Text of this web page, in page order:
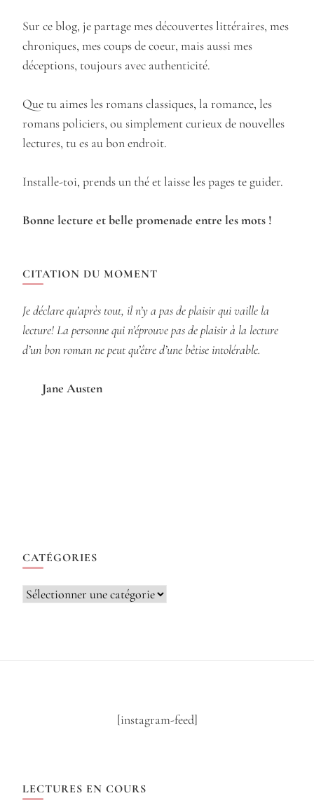
Sur ce blog, je partage mes découvertes littéraires, mes
chroniques, mes coups de coeur, mais aussi mes
déceptions, toujours avec authenticité.
Que tu aimes les romans classiques, la romance, les
romans policiers, ou simplement curieux de nouvelles
lectures, tu es au bon endroit.
Installe-toi, prends un thé et laisse les pages te guider.
Bonne lecture et belle promenade entre les mots !
CITATION DU MOMENT
Je déclare qu’après tout, il n’y a pas de plaisir qui vaille la
lecture! La personne qui n’éprouve pas de plaisir à la lecture
d’un bon roman ne peut qu’être d’une bêtise intolérable.
Jane Austen
CATÉGORIES
Catégories
[instagram-feed]
LECTURES EN COURS